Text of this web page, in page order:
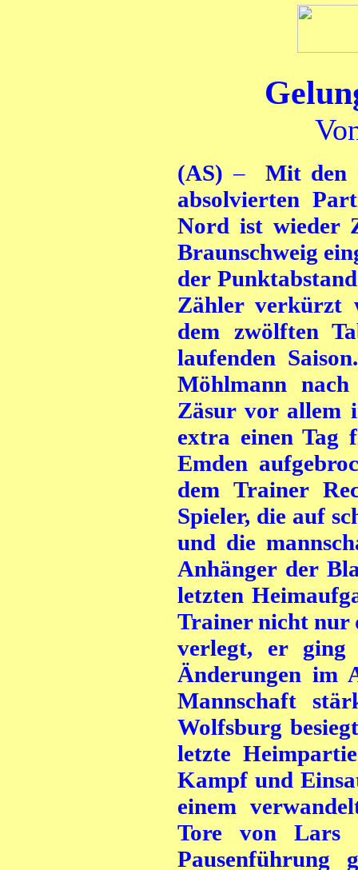
(AS) –Mit den
absolvierten
Nord ist wieder
Braunschweig
der
Zähler verkürzt
dem zwölften
laufenden
Möhlmann
Zäsur vor allem
extra einen Tag
Emden
dem Trainer
Spieler, die auf
und die mann
Anhänger der
letzten
Trainer nicht nur
verlegt, er
Änderungen im
Mannschaft
Wolfsburg
letzte
Kampf und
einem
Tore von Lars
Pausenführung